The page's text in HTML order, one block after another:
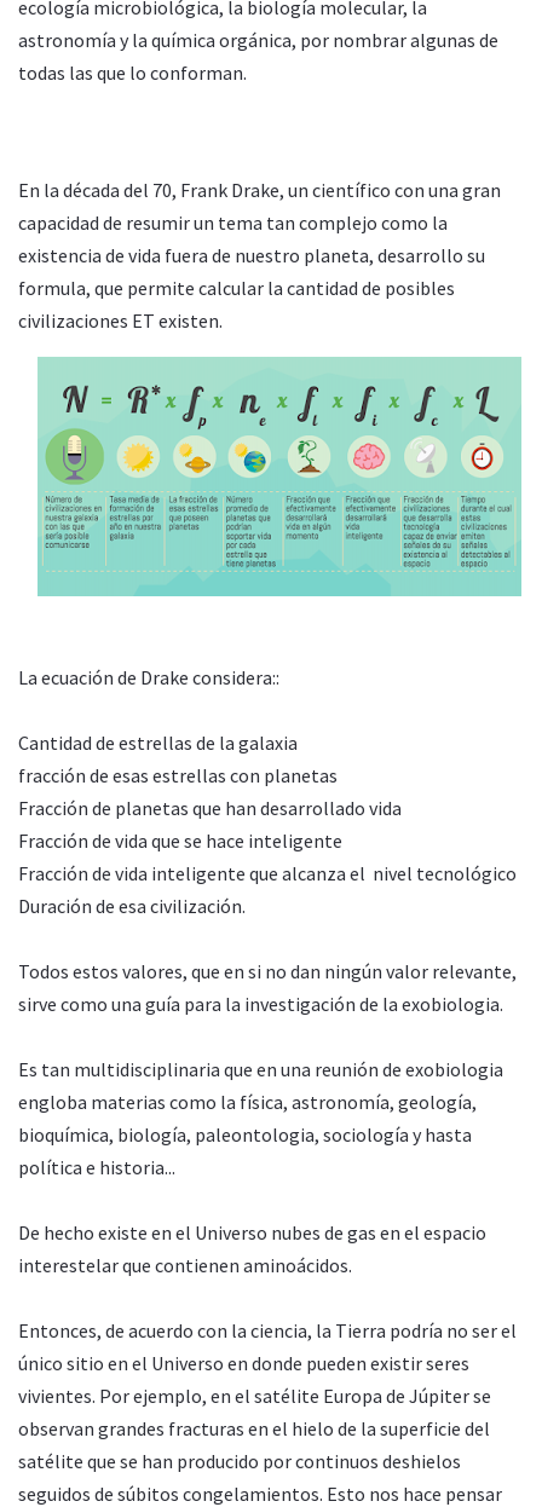
ecología microbiológica, la biología molecular, la
astronomía y la química orgánica, por nombrar algunas de
todas las que lo conforman.
En la década del 70, Frank Drake, un científico con una gran
capacidad de resumir un tema tan complejo como la
existencia de vida fuera de nuestro planeta, desarrollo su
formula, que permite calcular la cantidad de posibles
civilizaciones ET existen.
La ecuación de Drake considera::
Cantidad de estrellas de la galaxia
fracción de esas estrellas con planetas
Fracción de planetas que han desarrollado vida
Fracción de vida que se hace inteligente
Fracción de vida inteligente que alcanza el nivel tecnológico
Duración de esa civilización.
Todos estos valores, que en si no dan ningún valor relevante,
sirve como una guía para la investigación de la exobiologia.
Es tan multidisciplinaria que en una reunión de exobiologia
engloba materias como la física, astronomía, geología,
bioquímica, biología, paleontologia, sociología y hasta
política e historia...
De hecho existe en el Universo nubes de gas en el espacio
interestelar que contienen aminoácidos.
Entonces, de acuerdo con la ciencia, la Tierra podría no ser el
único sitio en el Universo en donde pueden existir seres
vivientes. Por ejemplo, en el satélite Europa de Júpiter se
observan grandes fracturas en el hielo de la superficie del
satélite que se han producido por continuos deshielos
seguidos de súbitos congelamientos. Esto nos hace pensar